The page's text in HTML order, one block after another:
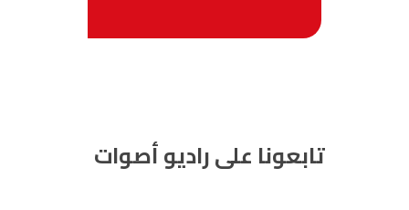
تابعونا على راديو أصوات